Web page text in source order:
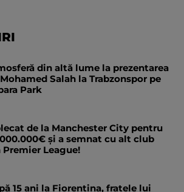
din altă lume la prezentarea
Salah la Trabzonspor pe
Park
de la Manchester City pentru
și a semnat cu alt club
Premier League!
15 ani la Fiorentina, fratele lui